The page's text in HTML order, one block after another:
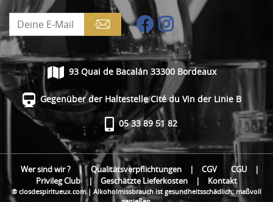
93 Quai de Bacalán 33300 Bordeaux
Gegenüber der Haltestelle Cité du Vin der Linie B
05 33 89 51 82
Wer sind wir ? | Qualitätsverpflichtungen | CGV CGU
|
Privileg Club | Geschätzte Lieferkosten | Kontakt
® closdespiritueux.com | Alkoholmissbrauch ist gesundheitsschädlich; maßvoll